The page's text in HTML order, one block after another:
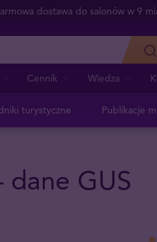
dostawa do salonów w 9
Cennik Wiedza
turystyczne Publikacje
GUS